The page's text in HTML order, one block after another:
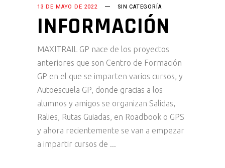
13 DE MAYO DE 2022 SIN CATEGORÍA
INFORMACIÓN
MAXITRAIL GP nace de los proyectos
anteriores que son Centro de Formación
GP en el que se imparten varios cursos, y
Autoescuela GP, donde gracias a los
alumnos y amigos se organizan Salidas,
Ralies, Rutas Guiadas, en Roadbook o GPS
y ahora recientemente se van a empezar
a impartir cursos de